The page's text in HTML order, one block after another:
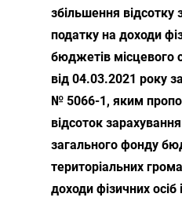
збільшення відсотку
податку на доходи
бюджетів місцевого
від 04.03.2021 року
№ 5066-1, яким
відсоток
загального фонду
територіальних
доходи фізичних осіб